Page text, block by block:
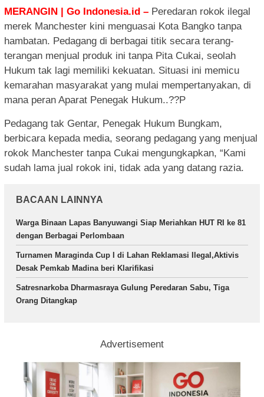
MERANGIN | Go Indonesia.id – Peredaran rokok ilegal
merek Manchester kini menguasai Kota Bangko tanpa
hambatan. Pedagang di berbagai titik secara terang-
terangan menjual produk ini tanpa Pita Cukai, seolah
Hukum tak lagi memiliki kekuatan. Situasi ini memicu
kemarahan masyarakat yang mulai mempertanyakan, di
mana peran Aparat Penegak Hukum..??P
Pedagang tak Gentar, Penegak Hukum Bungkam,
berbicara kepada media, seorang pedagang yang menjual
rokok Manchester tanpa Cukai mengungkapkan, “Kami
sudah lama jual rokok ini, tidak ada yang datang razia.
BACAAN LAINNYA
Warga Binaan Lapas Banyuwangi Siap Meriahkan HUT RI ke 81
dengan Berbagai Perlombaan
Turnamen Maraginda Cup I di Lahan Reklamasi Ilegal,Aktivis
Desak Pemkab Madina beri Klarifikasi
Satresnarkoba Dharmasraya Gulung Peredaran Sabu, Tiga
Orang Ditangkap
Advertisement